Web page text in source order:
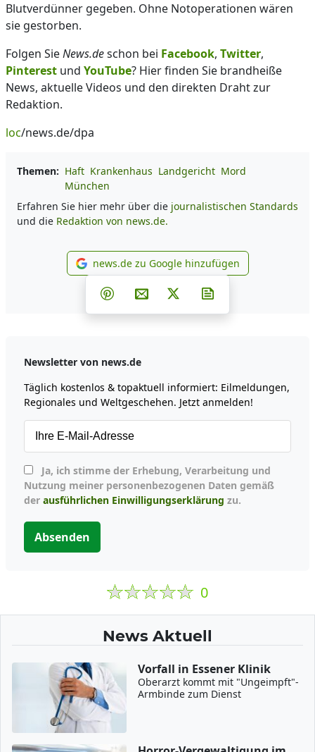
Blutverdünner gegeben. Ohne Notoperationen wären
sie gestorben.
Folgen SieNews.deschon bei Facebook, Twitter,
Pinterest und YouTube? Hier finden Sie brandheiße
News, aktuelle Videos und den direkten Draht zur
Redaktion.
loc/news.de/dpa
Themen: Haft Krankenhaus Landgericht Mord
München
Erfahren Sie hier mehr über die journalistischen Standards
und die Redaktion von news.de.
news.de zu Google
news.de zu Google hinzufügen
Teilen auf Facebook
Teilen auf Whatsapp
Teilen auf Telegram
Teilen auf Pinterest
Per E-Mail teilen
Post auf X
Newsletter von news.de
Täglich kostenlos & topaktuell informiert: Eilmeldungen,
Regionales und Weltgeschehen. Jetzt anmelden!
Nutzung meiner personenbezogenen Daten gemäß
der ausführlichen Einwilligungserklärung zu.
Absenden
0
News Aktuell
Vorfall in Essener Klinik
Oberarzt kommt mit "Ungeimpft"-
Armbinde zum Dienst